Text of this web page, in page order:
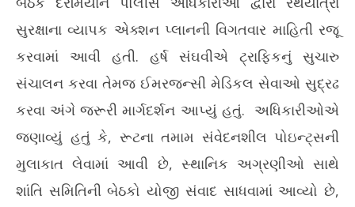
સુરક્ષાના વ્યાપક એક્શન પ્લાનની વિગતવાર માહિતી રજૂ
કરવામાં આવી હતી. હર્ષ સંઘવીએ ટ્રાફિકનું સુચારુ
સંચાલન કરવા તેમજ ઈમરજન્સી મેડિકલ સેવાઓ સુદ્રઢ
કરવા અંગે જરૂરી માર્ગદર્શન આપ્યું હતું. અધિકારીઓએ
જણાવ્યું હતું કે, રૂટના તમામ સંવેદનશીલ પોઇન્ટ્સની
મુલાકાત લેવામાં આવી છે, સ્થાનિક અગ્રણીઓ સાથે
શાંતિ સમિતિની બેઠકો યોજી સંવાદ સાધવામાં આવ્યો છે,